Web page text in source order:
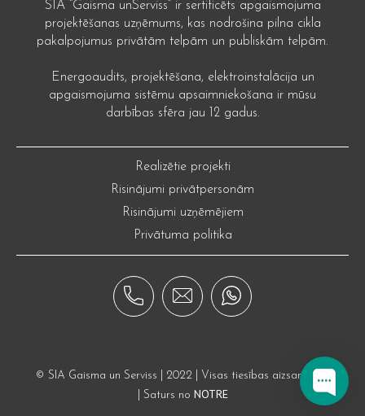
SIA “Gaisma unServiss” ir sertificēts apgaismojuma
projektēšanas uzņēmums, kas nodrošina pilna cikla
pakalpojumus privātām telpām un publiskām telpām.
Energoaudits, projektēšana, elektroinstalācija un
apgaismojuma sistēmu apsaimniekošana ir mūsu
darbības sfēra jau 12 gadus.
Realizētie projekti
Risinājumi privātpersonām
Risinājumi uzņēmējiem
Privātuma politika
© SIA Gaisma un Serviss | 2022 | Visas tiesības aizsargātas
| Saturs no NOTRE